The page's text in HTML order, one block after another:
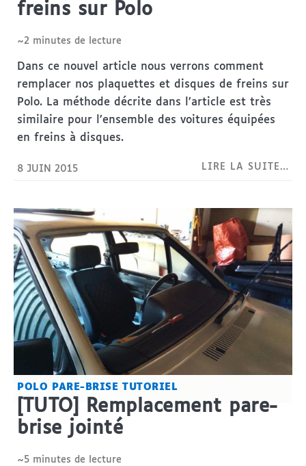
freins sur Polo
~2 minutes de lecture
Dans ce nouvel article nous verrons comment
remplacer nos plaquettes et disques de freins sur
Polo. La méthode décrite dans l’article est très
similaire pour l’ensemble des voitures équipées
en freins à disques.
8 JUIN 2015 LIRE LA SUITE…
POLO PARE-BRISE TUTORIEL
[TUTO] Remplacement pare-
brise jointé
~5 minutes de lecture